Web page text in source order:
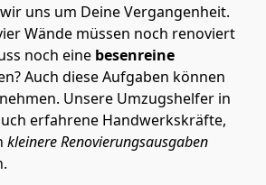
uns um Deine Vergangenheit.
Wände müssen noch renoviert
noch eine besenreine
Auch diese Aufgaben können
Unsere Umzugshelfer in
erfahrene Handwerkskräfte,
kleinere Renovierungsausgaben